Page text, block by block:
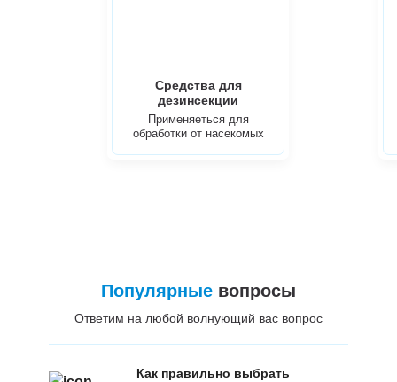
Средства для
дезинсекции
Применяеться для
обработки от насекомых
Популярныевопросы
Ответим на любой волнующий вас вопрос
Как правильно выбрать